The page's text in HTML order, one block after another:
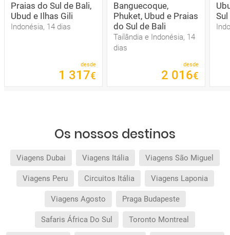
Praias do Sul de Bali,
Ubud e Ilhas Gili
Indonésia, 14 dias
desde
1 317€
Banguecoque,
Phuket, Ubud e Praias
do Sul de Bali
Tailândia e Indonésia, 14
dias
desde
2 016€
Os nossos destinos
Viagens Dubai Viagens Itália Viagens São Miguel
Viagens Peru Circuitos Itália Viagens Laponia
Viagens Agosto Praga Budapeste
Safaris África Do Sul Toronto Montreal